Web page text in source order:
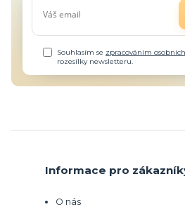
Souhlasím se zpracováním
rozesílky newsletteru.
Informace pro
O nás